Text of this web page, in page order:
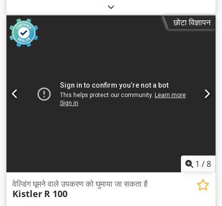
छोटा विज्ञापन
1 /8
वेल्डिंग घूमने वाले उपकरण को घुमाया जा सकता है
Kistler R 100